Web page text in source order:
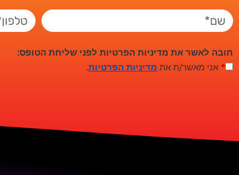
חובה לאשר את מדיניות הפרטיות לפני שליחת הטופס:
* אני מאשר/ת את מדיניות הפרטיות.